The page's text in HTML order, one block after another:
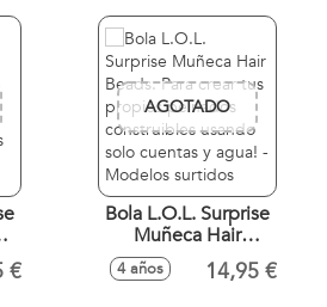
cm
€
AGOTADO
Bola L.O.L. Surprise
Muñeca Hair
Beads. Para crear
tus propios
4 años 14,95 €